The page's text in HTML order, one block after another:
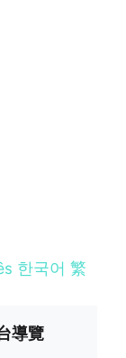
한국어 繁
導覽